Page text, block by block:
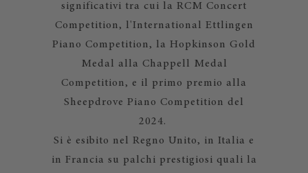
significativi tra cui la RCM Concert
Competition, l'International Ettlingen
Piano Competition, la Hopkinson Gold
Medal alla Chappell Medal
Competition, e il primo premio alla
Sheepdrove Piano Competition del
2024.
Si è esibito nel Regno Unito, in Italia e
in Francia su palchi prestigiosi quali la